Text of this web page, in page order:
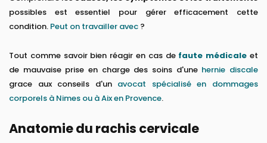
possibles est essentiel pour gérer efficacement cette
condition. Peut on travailler avec ?
Tout comme savoir bien réagir en cas de faute médicale et
de mauvaise prise en charge des soins d'une hernie discale
grace aux conseils d'un avocat spécialisé en dommages
corporels à Nimes ou à Aix en Provence.
Anatomie du rachis cervicale